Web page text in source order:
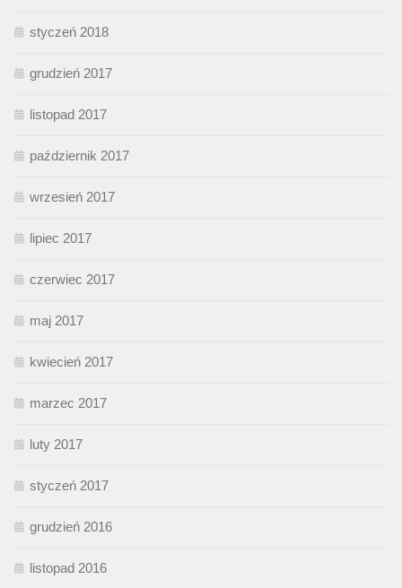
styczeń 2018
grudzień 2017
listopad 2017
październik 2017
wrzesień 2017
lipiec 2017
czerwiec 2017
maj 2017
kwiecień 2017
marzec 2017
luty 2017
styczeń 2017
grudzień 2016
listopad 2016